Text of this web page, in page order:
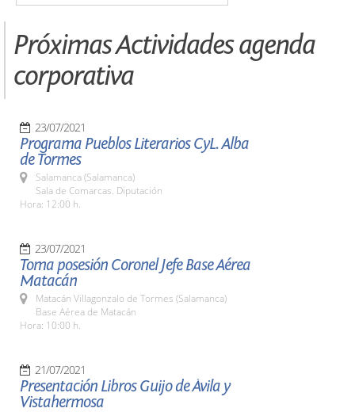
Próximas Actividades agenda
corporativa
23/07/2021
Programa Pueblos Literarios CyL. Alba
de Tormes
Salamanca (Salamanca)
Sala de Comarcas. Diputación
Hora: 12:00 h.
23/07/2021
Toma posesión Coronel Jefe Base Aérea
Matacán
Matacán Villagonzalo de Tormes (Salamanca)
Base Aérea de Matacán
Hora: 10:00 h.
21/07/2021
Presentación Libros Guijo de Ávila y
Vistahermosa